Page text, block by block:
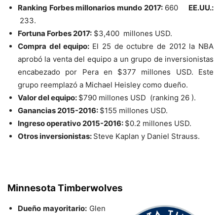
Ranking Forbes millonarios mundo 2017: 660
EE.UU.:
233.
Fortuna Forbes 2017: $3,400 millones USD.
Compra del equipo: El 25 de octubre de 2012 la NBA
aprobó la venta del equipo a un grupo de inversionistas
encabezado por Pera en $377 millones USD. Este
grupo reemplazó a Michael Heisley como dueño.
Valor del equipo: $790 millones USD (ranking 26 ).
Ganancias 2015-2016: $155 millones USD.
Ingreso operativo 2015-2016: $0.2 millones USD.
Otros inversionistas: Steve Kaplan y Daniel Strauss.
Minnesota Timberwolves
Dueño mayoritario: Glen